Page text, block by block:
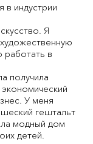
в индустрии
Я
в
получила
У меня
гештальт
модный дом
детей.